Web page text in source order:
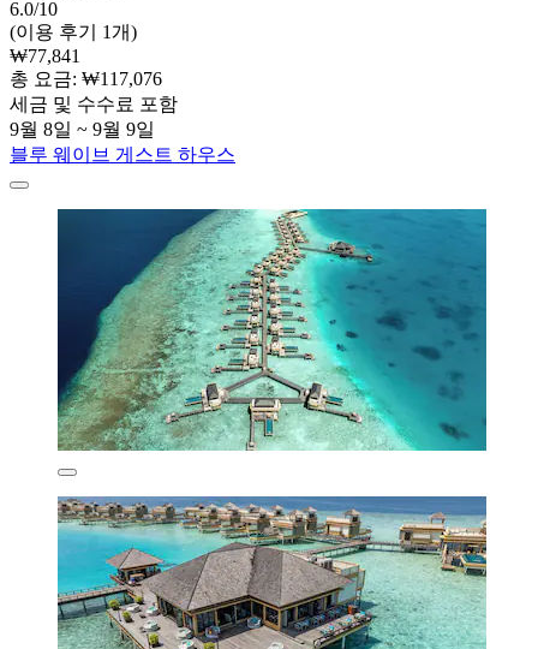
6.0/10
(이용 후기 1개)
₩77,841
총 요금: ₩117,076
세금 및 수수료 포함
9월 8일 ~ 9월 9일
블루 웨이브 게스트 하우스